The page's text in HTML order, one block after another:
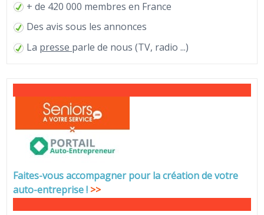
+ de 420 000 membres en France
Des avis sous les annonces
La presse parle de nous (TV, radio ...)
Faites-vous accompagner pour la création de votre
auto-entreprise! >>